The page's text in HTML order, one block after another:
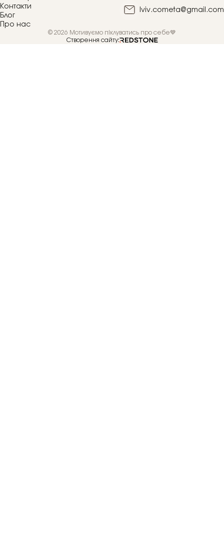
Контакти
Блог
Про нас
lviv.cometa@gmail.com
© 2026 Мотивуємо піклуватись про себе💙
Створення сайту: